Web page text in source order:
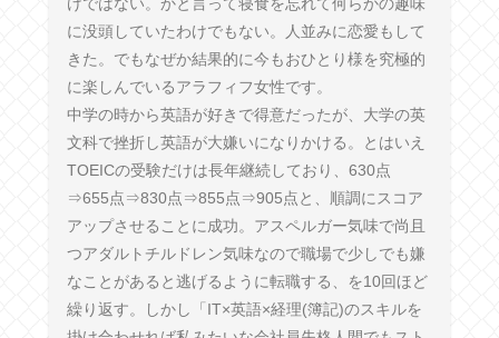
けではない。かと言って寝食を忘れて何らかの趣味
に没頭していたわけでもない。人並みに恋愛もして
きた。でもなぜか結果的に今もおひとり様を究極的
に楽しんでいるアラフィフ女性です。
中学の時から英語が好きで得意だったが、大学の英
文科で挫折し英語が大嫌いになりかける。とはいえ
TOEICの受験だけは長年継続しており、630点
⇒655点⇒830点⇒855点⇒905点と、順調にスコア
アップさせることに成功。アスペルガー気味で尚且
つアダルトチルドレン気味なので職場で少しでも嫌
なことがあると逃げるように転職する、を10回ほど
繰り返す。しかし「IT×英語×経理(簿記)のスキルを